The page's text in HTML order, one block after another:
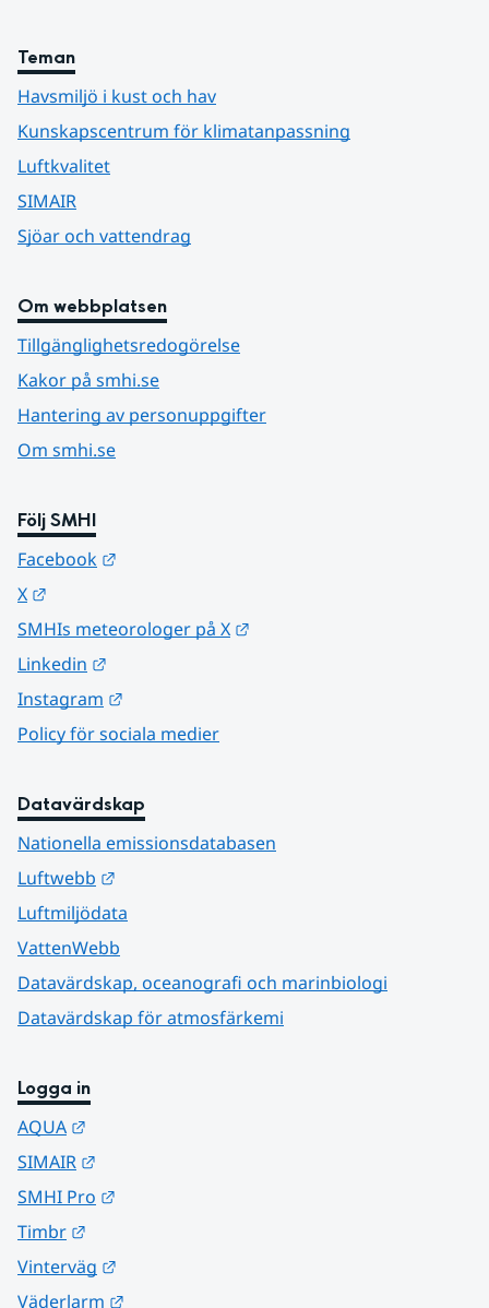
Teman
Havsmiljö i kust och hav
Kunskapscentrum för klimatanpassning
Luftkvalitet
SIMAIR
Sjöar och vattendrag
Om webbplatsen
Tillgänglighetsredogörelse
Kakor på smhi.se
Hantering av personuppgifter
Om smhi.se
Följ SMHI
Facebook
X
SMHIs meteorologer på X
Linkedin
Instagram
Policy för sociala medier
Datavärdskap
Nationella emissionsdatabasen
Luftwebb
Luftmiljödata
VattenWebb
Datavärdskap, oceanografi och marinbiologi
Datavärdskap för atmosfärkemi
Logga in
AQUA
SIMAIR
SMHI Pro
Timbr
Vinterväg
Väderlarm